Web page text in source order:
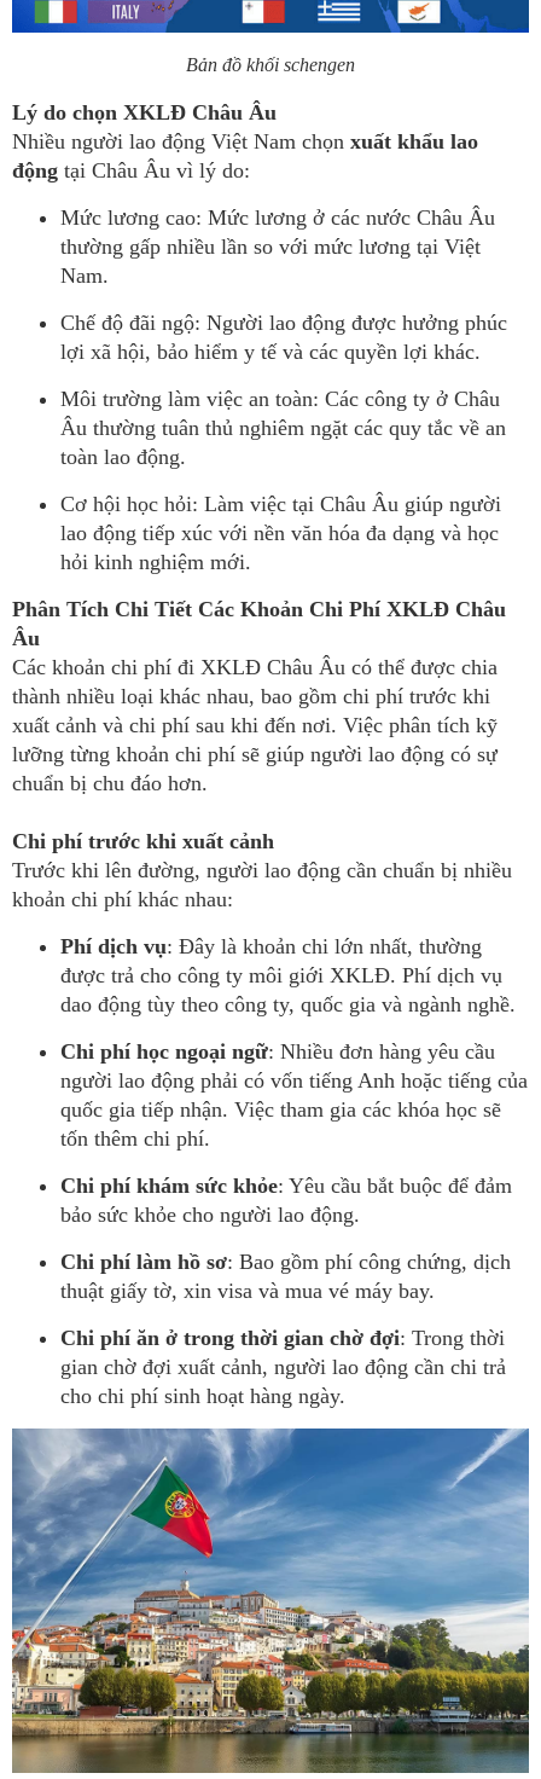
Bản đồ khối schengen
Lý do chọn XKLĐ Châu Âu
Nhiều người lao động Việt Nam chọn xuất khẩu lao
động tại Châu Âu vì lý do:
Mức lương cao: Mức lương ở các nước Châu Âu
thường gấp nhiều lần so với mức lương tại Việt
Nam.
Chế độ đãi ngộ: Người lao động được hưởng phúc
lợi xã hội, bảo hiểm y tế và các quyền lợi khác.
Môi trường làm việc an toàn: Các công ty ở Châu
Âu thường tuân thủ nghiêm ngặt các quy tắc về an
toàn lao động.
Cơ hội học hỏi: Làm việc tại Châu Âu giúp người
lao động tiếp xúc với nền văn hóa đa dạng và học
hỏi kinh nghiệm mới.
Phân Tích Chi Tiết Các Khoản Chi Phí XKLĐ Châu
Âu
Các khoản chi phí đi XKLĐ Châu Âu có thể được chia
thành nhiều loại khác nhau, bao gồm chi phí trước khi
xuất cảnh và chi phí sau khi đến nơi. Việc phân tích kỹ
lưỡng từng khoản chi phí sẽ giúp người lao động có sự
chuẩn bị chu đáo hơn.
Chi phí trước khi xuất cảnh
Trước khi lên đường, người lao động cần chuẩn bị nhiều
khoản chi phí khác nhau:
Phí dịch vụ: Đây là khoản chi lớn nhất, thường
được trả cho công ty môi giới XKLĐ. Phí dịch vụ
dao động tùy theo công ty, quốc gia và ngành nghề.
Chi phí học ngoại ngữ: Nhiều đơn hàng yêu cầu
người lao động phải có vốn tiếng Anh hoặc tiếng của
quốc gia tiếp nhận. Việc tham gia các khóa học sẽ
tốn thêm chi phí.
Chi phí khám sức khỏe: Yêu cầu bắt buộc để đảm
bảo sức khỏe cho người lao động.
Chi phí làm hồ sơ: Bao gồm phí công chứng, dịch
thuật giấy tờ, xin visa và mua vé máy bay.
Chi phí ăn ở trong thời gian chờ đợi: Trong thời
gian chờ đợi xuất cảnh, người lao động cần chi trả
cho chi phí sinh hoạt hàng ngày.